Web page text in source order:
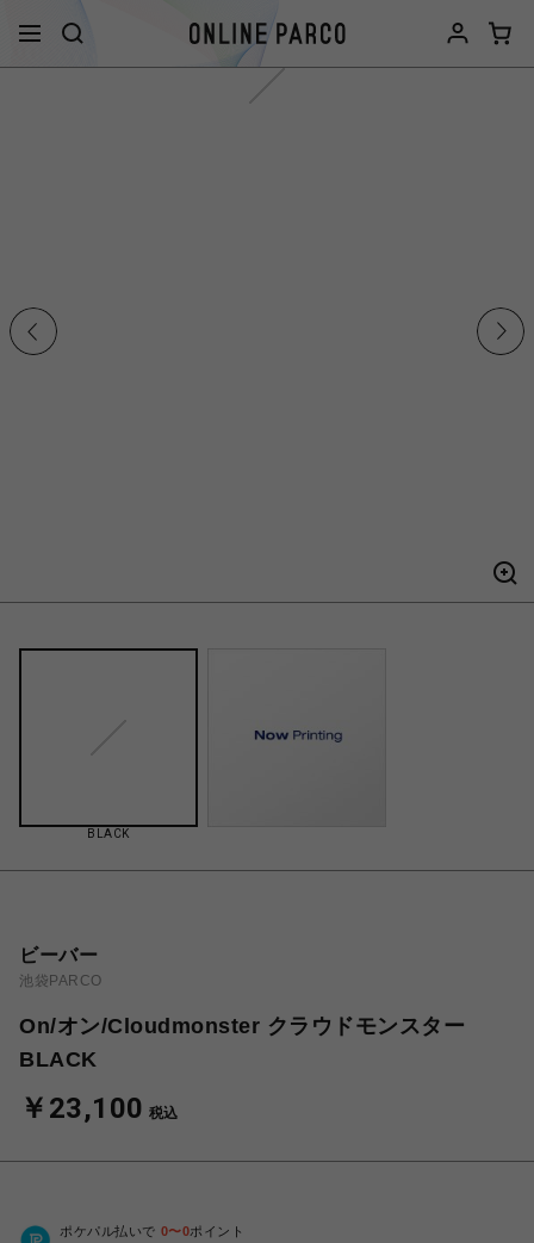
BLACK
ビーバー
池袋PARCO
On/オン/Cloudmonster クラウドモンスター
BLACK
￥23,100 税込
ポケパル払いで 0〜0ポイント